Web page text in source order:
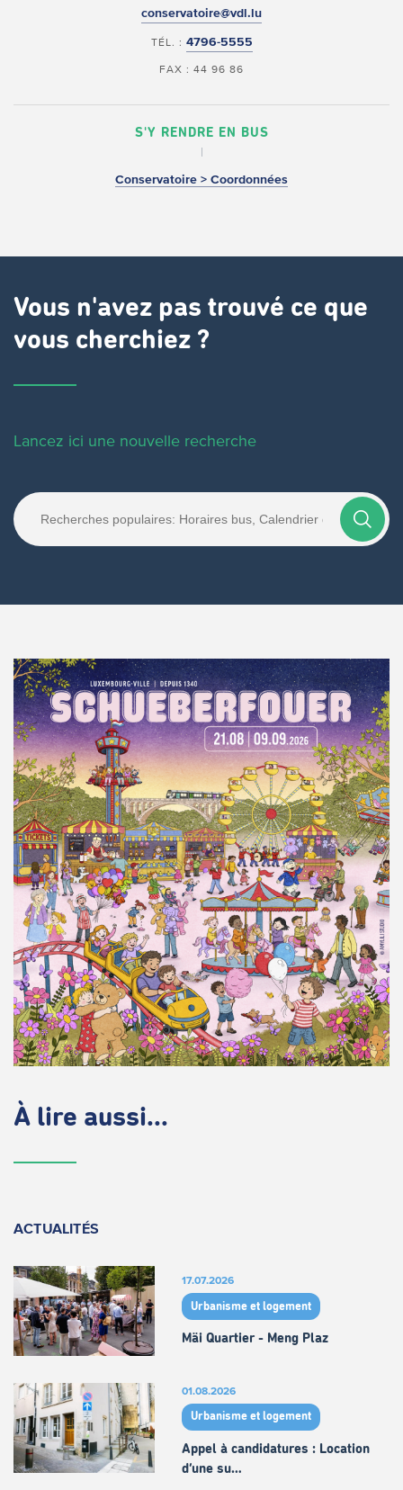
conservatoire@vdl.lu
TÉL. : 4796-5555
FAX : 44 96 86
S'Y RENDRE EN BUS
Conservatoire > Coordonnées
Vous n'avez pas trouvé ce que
vous cherchiez ?
Lancez ici une nouvelle recherche
À lire aussi...
ACTUALITÉS
17.07.2026
Urbanisme et logement
Mäi Quartier - Meng Plaz
01.08.2026
Urbanisme et logement
Appel à candidatures : Location
d’une su…